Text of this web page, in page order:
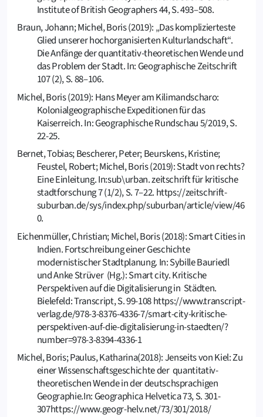
Institute of British Geographers 44, S. 493–508.
Braun, Johann; Michel, Boris (2019): „Das komplizierteste
Glied unserer hochorganisierten Kulturlandschaft“.
Die Anfänge der quantitativ-theoretischen Wende und
das Problem der Stadt. In: Geographische Zeitschrift
107 (2), S. 88–106.
Michel, Boris (2019): Hans Meyer am Kilimandscharo:
Kolonialgeographische Expeditionen für das
Kaiserreich. In: Geographische Rundschau 5/2019, S.
22-25.
Bernet, Tobias; Bescherer, Peter; Beurskens, Kristine;
Feustel, Robert; Michel, Boris (2019): Stadt von rechts?
Eine Einleitung. In:sub\urban. zeitschrift für kritische
stadtforschung 7 (1/2), S. 7–22. https://zeitschrift-
suburban.de/sys/index.php/suburban/article/view/46
0.
Eichenmüller, Christian; Michel, Boris (2018): Smart Cities in
Indien. Fortschreibung einer Geschichte
modernistischer Stadtplanung. In: Sybille Bauriedl
und Anke Strüver (Hg.): Smart city. Kritische
Perspektiven auf die Digitalisierung in Städten.
Bielefeld: Transcript, S. 99-108 https://www.transcript-
verlag.de/978-3-8376-4336-7/smart-city-kritische-
perspektiven-auf-die-digitalisierung-in-staedten/?
number=978-3-8394-4336-1
Michel, Boris; Paulus, Katharina(2018): Jenseits von Kiel: Zu
einer Wissenschaftsgeschichte der quantitativ-
theoretischen Wende in der deutschsprachigen
Geographie.In: Geographica Helvetica 73, S. 301-
307https://www.geogr-helv.net/73/301/2018/